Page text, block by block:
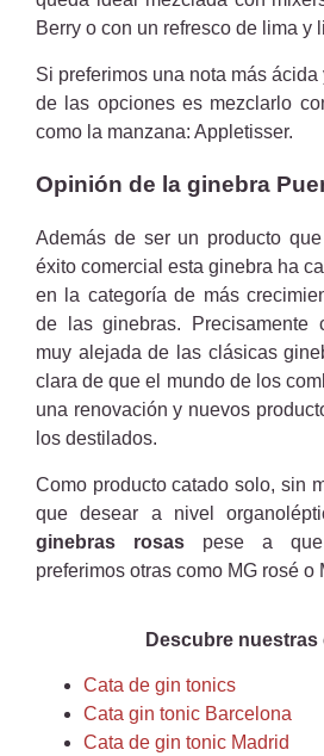
Berry o con un refresco de lima y
Si preferimos una nota más
de las opciones es mezclarlo
como la manzana: Appletisser.
Opinión de la ginebra
Además de ser un producto
éxito comercial esta ginebra ha
en la categoría de más
de las ginebras. Precisamente
muy alejada de las clásicas
clara de que el mundo de los
una renovación y nuevos
los destilados.
Como producto catado solo, sin
que desear a nivel
ginebras rosas pese a
preferimos otras como MG rosé o
Descubre nuestras
Cata de gin tonics
Cata gin tonic Barcelona
Cata de gin tonic Madrid